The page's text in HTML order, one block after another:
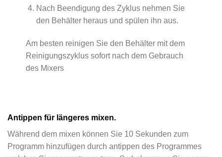
Nach Beendigung des Zyklus nehmen Sie
den Behälter heraus und spülen ihn aus.
Am besten reinigen Sie den Behälter mit dem
Reinigungszyklus sofort nach dem Gebrauch
des Mixers
Antippen für längeres mixen.
Während dem mixen können Sie 10 Sekunden zum
Programm hinzufügen durch antippen des Programmes